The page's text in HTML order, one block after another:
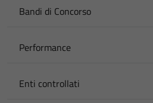
Bandi di Concorso
Performance
Enti controllati